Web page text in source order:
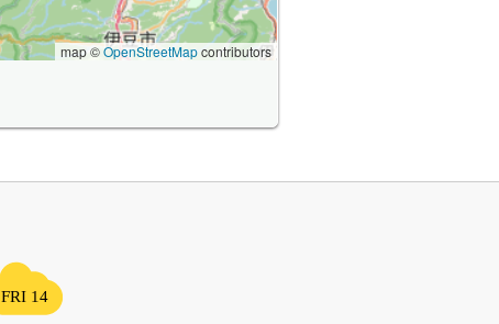
map ©OpenStreetMapcontributors
FRI 14